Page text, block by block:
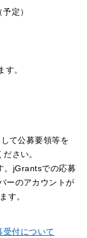
定）
。
て公募要領等を
さい。
。jGrantsでの応募
ーのアカウントが
す。
付について